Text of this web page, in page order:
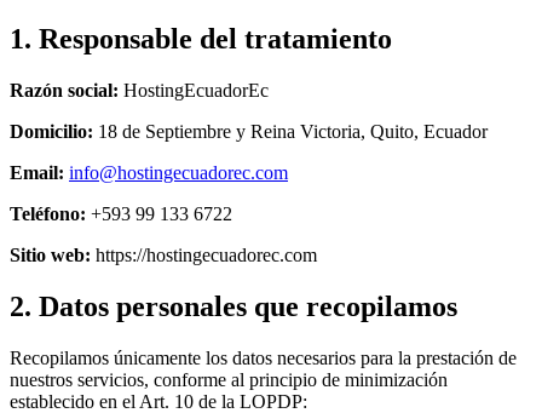
1. Responsable del tratamiento
Razón social: HostingEcuadorEc
Domicilio: 18 de Septiembre y Reina Victoria, Quito, Ecuador
Email: info@hostingecuadorec.com
Teléfono: +593 99 133 6722
Sitio web: https://hostingecuadorec.com
2. Datos personales que recopilamos
Recopilamos únicamente los datos necesarios para la prestación de
nuestros servicios, conforme al principio de minimización
establecido en el Art. 10 de la LOPDP: